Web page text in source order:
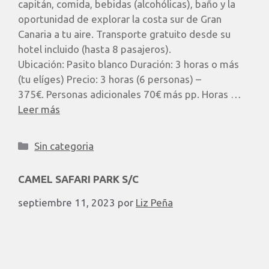
capitán, comida, bebidas (alcohólicas), baño y la
oportunidad de explorar la costa sur de Gran
Canaria a tu aire. Transporte gratuito desde su
hotel incluido (hasta 8 pasajeros). ​
Ubicación: Pasito blanco Duración: 3 horas o más
(tu elíges) Precio: 3 horas (6 personas) –
375€. Personas adicionales 70€ más pp. Horas …
Leer más
Sin categoria
CAMEL SAFARI PARK S/C
septiembre 11, 2023 por Liz Peña